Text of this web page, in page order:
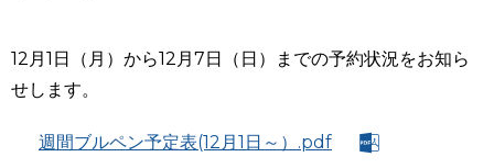
12月1日（月）から12月7日（日）までの予約状況をお知ら
せします。
週間ブルペン予定表(12月1日～）.pdf